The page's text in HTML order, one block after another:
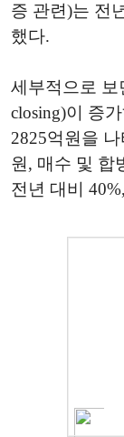
증 관련)는 전
했다.
세부적으로 보
closing)이 증
2825억원을
원, 매수 및 합
전년 대비